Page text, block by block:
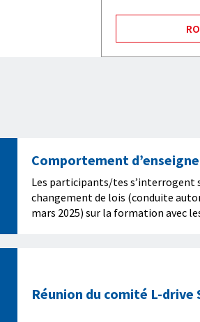
Comportement
d’apprentissage avec IA
Les participants/tes s’interrogent
changement de lois (conduite
mars 2025) sur la formation avec
Réunion du comité L-drive